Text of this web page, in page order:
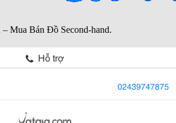
Hỗ trợ
02439747875